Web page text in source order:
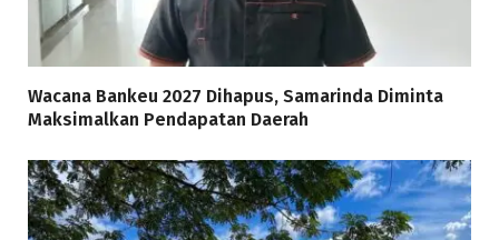
Wacana Bankeu 2027 Dihapus, Samarinda Diminta
Maksimalkan Pendapatan Daerah